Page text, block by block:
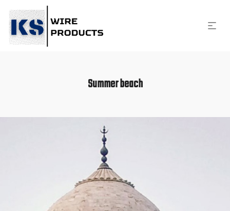
Summer beach